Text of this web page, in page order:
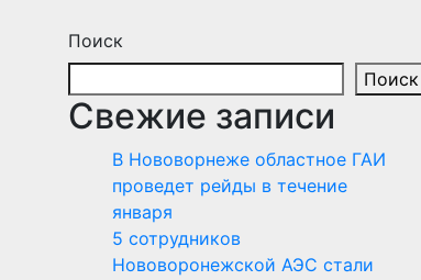
Поиск
Поиск
Свежие записи
В Нововорнеже областное ГАИ
проведет рейды в течение
января
5 сотрудников
Нововоронежской АЭС стали